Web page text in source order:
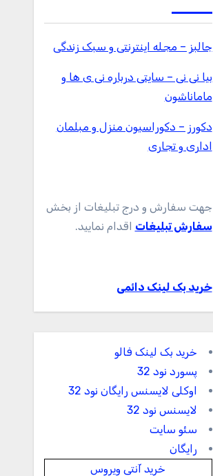
جالبز – مجله اینترنتی و سبک زندگی
بیا نی نی – سایتی درباره نی ی ها و
ماماناشون
دکورز – دکوراسیون منزل و مبلمان
اداری و تجاری
جهت سفارش و درج تبلیغات از بخش
سفارش تبلیغات اقدام نمایید.
خرید بک لینک دائمی
خرید بک لینک فالو
پسورد نود 32
اوکلی لایسنس رایگان نود 32
لایسنس نود 32
سئو سایت
رایگان
خرید آنتی ویروس